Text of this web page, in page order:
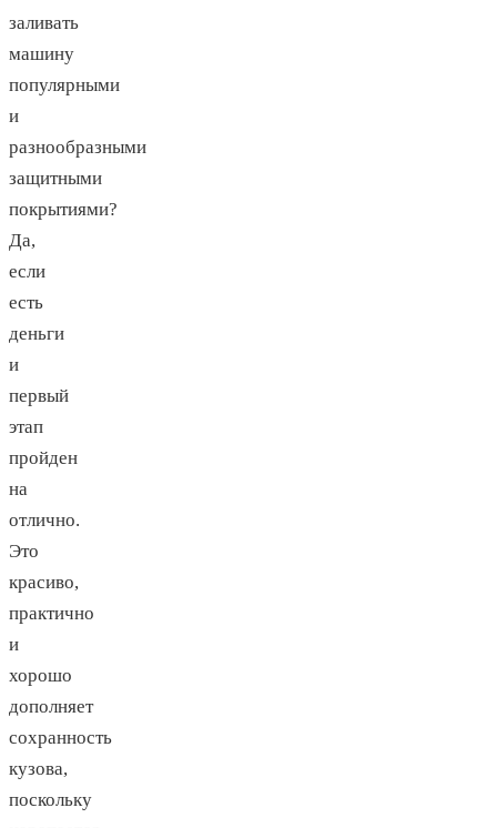
заливать
машину
популярными
и
разнообразными
защитными
покрытиями?
Да,
если
есть
деньги
и
первый
этап
пройден
на
отлично.
Это
красиво,
практично
и
хорошо
дополняет
сохранность
кузова,
поскольку